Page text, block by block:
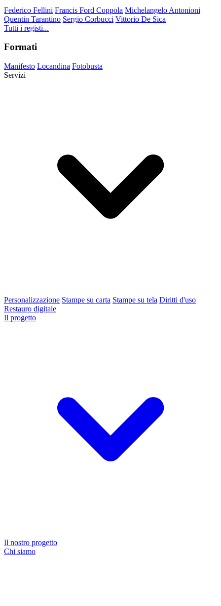
Federico Fellini Francis Ford Coppola Michelangelo Antonioni
Quentin Tarantino Sergio Corbucci Vittorio De Sica
Tutti i registi...
Formati
Manifesto Locandina Fotobusta
Servizi
Personalizzazione Stampe su carta Stampe su tela Diritti d'uso
Restauro digitale
Il progetto
Il nostro progetto
Chi siamo